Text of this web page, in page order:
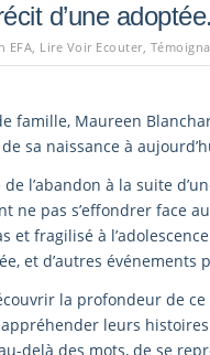
d’une adoptée.
EFA, Lire Voir Ecouter,
famille, Maureen
sa naissance à
l’abandon à la suite
ne pas s’effondrer face
et fragilisé à
et d’autres événements
la profondeur de
leurs
delà des mots, de se